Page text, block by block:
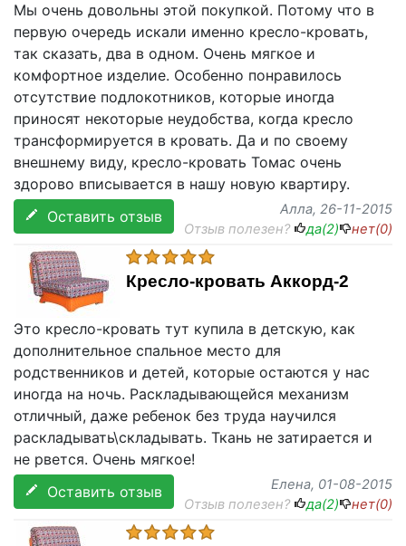
Мы очень довольны этой покупкой. Потому что в
первую очередь искали именно кресло-кровать,
так сказать, два в одном. Очень мягкое и
комфортное изделие. Особенно понравилось
отсутствие подлокотников, которые иногда
приносят некоторые неудобства, когда кресло
трансформируется в кровать. Да и по своему
внешнему виду, кресло-кровать Томас очень
здорово вписывается в нашу новую квартиру.
Оставить отзыв
Алла, 26-11-2015
Отзыв полезен?
да(2) нет(0)
Кресло-кровать Аккорд-2
Это кресло-кровать тут купила в детскую, как
дополнительное спальное место для
родственников и детей, которые остаются у нас
иногда на ночь. Раскладывающейся механизм
отличный, даже ребенок без труда научился
раскладывать\складывать. Ткань не затирается и
не рвется. Очень мягкое!
Оставить отзыв
Елена, 01-08-2015
Отзыв полезен?
да(2) нет(0)